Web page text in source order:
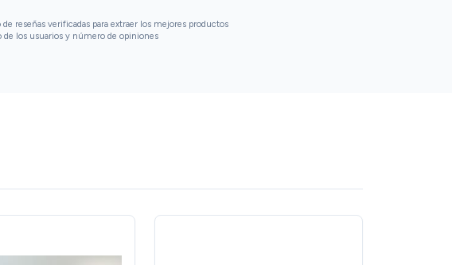
reseñas verificadas para extraer los mejores productos
de los usuarios y número de opiniones